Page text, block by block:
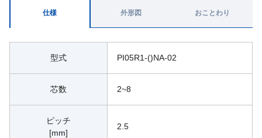
仕様
型式 PI05R1-()NA-02
芯数 2~8
ピッチ
[mm]
2.5
外形図 おことわり